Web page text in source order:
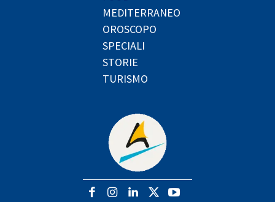
MEDITERRANEO
OROSCOPO
SPECIALI
STORIE
TURISMO